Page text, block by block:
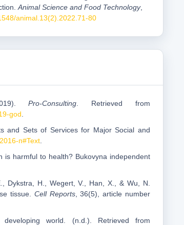
Animal Science and Food Technology,
animal.13(2).2022.71-80
Pro-Consulting . Retrieved from
god
and Sets of Services for Major Social and
п#Text
is harmful to health? Bukovyna independent
Dykstra, H., Wegert, V., Han, X., & Wu, N.
tissue.
Cell Reports, 36(5), article number
world. (n.d.). Retrieved from